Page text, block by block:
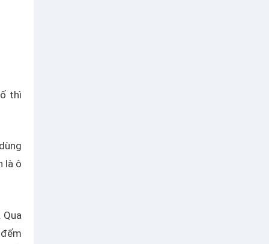
thì
là ô
Qua